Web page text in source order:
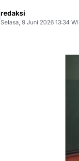
redaksi
Selasa, 9 Juni 2026 13:34